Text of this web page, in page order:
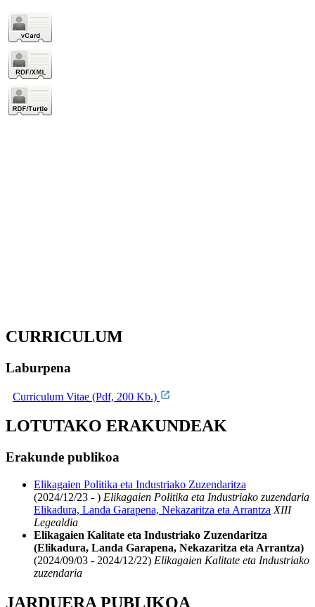
CURRICULUM
Laburpena
Curriculum Vitae (Pdf, 200 Kb.)
LOTUTAKO ERAKUNDEAK
Erakunde publikoa
Elikagaien Politika eta Industriako Zuzendaritza
(2024/12/23 - ) Elikagaien Politika eta Industriako zuzendaria
Elikadura, Landa Garapena, Nekazaritza eta Arrantza XIII
Legealdia
Elikagaien Kalitate eta Industriako Zuzendaritza
(Elikadura, Landa Garapena, Nekazaritza eta Arrantza)
(2024/09/03 - 2024/12/22) Elikagaien Kalitate eta Industriako
zuzendaria
JARDUERA PUBLIKOA